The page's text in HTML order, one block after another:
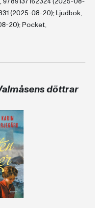
(2025-08-20); Ljudbok,
20); Pocket,
döttrar